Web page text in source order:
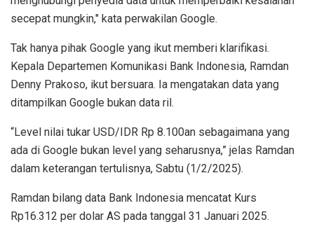
secepat mungkin," kata perwakilan Google.
Tak hanya pihak Google yang ikut memberi klarifikasi.
Kepala Departemen Komunikasi Bank Indonesia, Ramdan
Denny Prakoso, ikut bersuara. Ia mengatakan data yang
ditampilkan Google bukan data ril.
“Level nilai tukar USD/IDR Rp 8.100an sebagaimana yang
ada di Google bukan level yang seharusnya,” jelas Ramdan
dalam keterangan tertulisnya, Sabtu (1/2/2025).
Ramdan bilang data Bank Indonesia mencatat Kurs
Rp16.312 per dolar AS pada tanggal 31 Januari 2025.